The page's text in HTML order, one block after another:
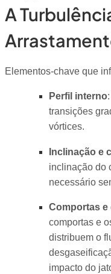
A
Elementos-chave que
Perfil interno
transições
vórtices.
Inclinação e
inclinação do
necessário
Comportas e
comportas e
distribuem o
impacto do